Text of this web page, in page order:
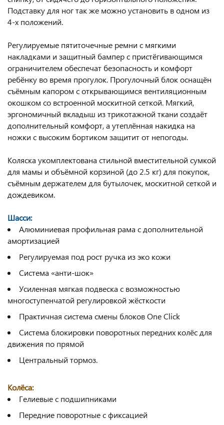
Подставку для ног так же можно установить в одном из
4-х положений.
Регулируемые пятиточечные ремни с мягкими
накладками и защитный бампер с пристёгивающимся
ограничителем обеспечат безопасность и комфорт
ребёнку во время прогулок. Прогулочный блок оснащён
съёмным капором с открывающимся вентиляционным
окошком со встроенной москитной сеткой. Мягкий,
эргономичный вкладыш из трикотажной ткани создаёт
дополнительный комфорт, а утеплённая накидка на
ножки с высоким бортиком защитит от непогоды.
Коляска укомплектована стильной вместительной сумкой
для мамы и объёмной корзиной (до 2.5 кг) для покупок,
съёмным держателем для бутылочек, москитной сеткой и
дождевиком.
Шасси:
Алюминиевая профильная рама с дополнительной
амортизацией
Регулируемая под рост ручка из эко кожи
Система «анти-шок»
Усиленная мягкая подвеска с возможностью
многоступенчатой регулировкой жёсткости
Практичная система смены блоков One Click
Система блокировки поворотных передних колёс для
движения по прямой
Центральный тормоз.
Колёса:
Гелиевые с подшипниками
Передние поворотные с фиксацией